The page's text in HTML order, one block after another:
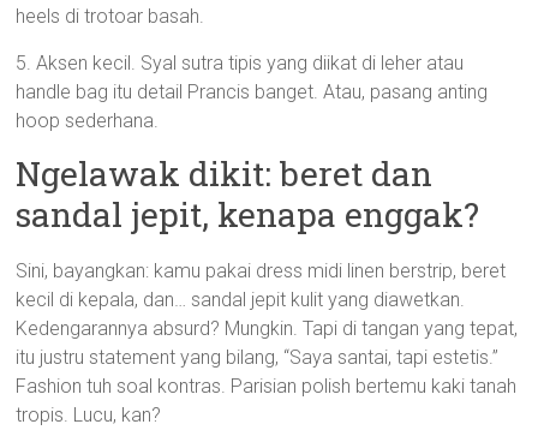
heels di trotoar basah.
5. Aksen kecil. Syal sutra tipis yang diikat di leher atau
handle bag itu detail Prancis banget. Atau, pasang anting
hoop sederhana.
Ngelawak dikit: beret dan
sandal jepit, kenapa enggak?
Sini, bayangkan: kamu pakai dress midi linen berstrip, beret
kecil di kepala, dan… sandal jepit kulit yang diawetkan.
Kedengarannya absurd? Mungkin. Tapi di tangan yang tepat,
itu justru statement yang bilang, “Saya santai, tapi estetis.”
Fashion tuh soal kontras. Parisian polish bertemu kaki tanah
tropis. Lucu, kan?